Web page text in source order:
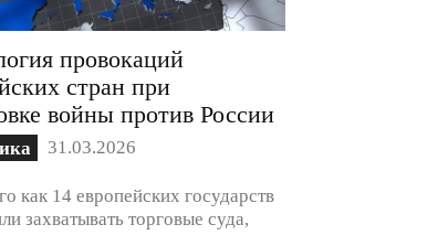
провокаций
стран при
войны против России
31.03.2026
как 14 европейских государств
захватывать торговые суда,